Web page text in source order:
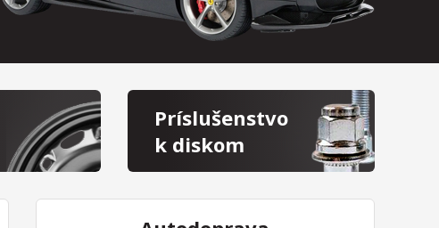
Príslušenstvo
k diskom